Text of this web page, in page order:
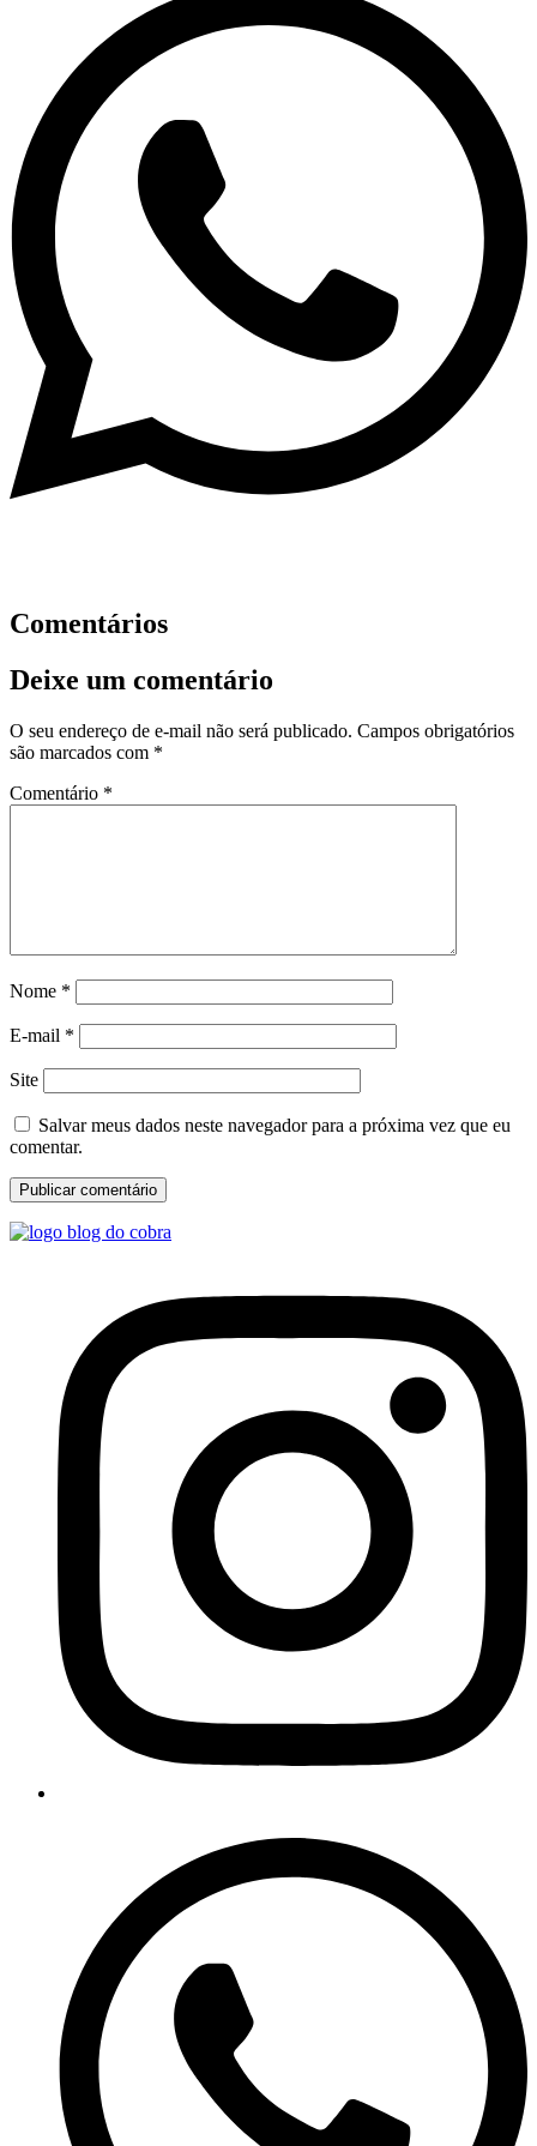
Comentários
Deixe um comentário
O seu endereço de e-mail não será publicado. Campos obrigatórios
são marcados com *
Comentário *
Nome *
E-mail *
Site
Salvar meus dados neste navegador para a próxima vez que eu
comentar.